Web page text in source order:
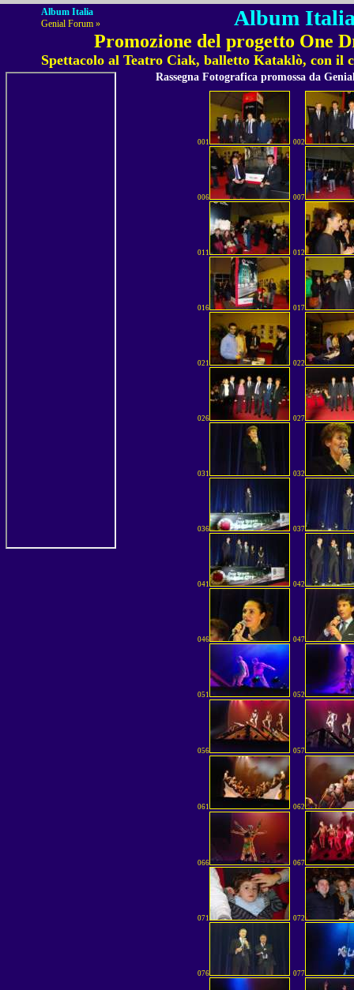
Album Italia
Genial Forum »
Album
Promozione del progetto One
Spettacolo al Teatro Ciak, balletto Kataklò, con
Rassegna Fotografica promossa da
001 002
006 007
011 012
016 017
021 022
026 027
031 032
036 037
041 042
046 047
051 052
056 057
061 062
066 067
071 072
076 077